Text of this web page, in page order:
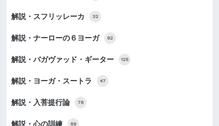
解説・スフリッレーカ 32
解説・ナーローの６ヨーガ 92
解説・バガヴァッド・ギーター 125
解説・ヨーガ・スートラ 47
解説・入菩提行論 78
解説・心の訓練 89